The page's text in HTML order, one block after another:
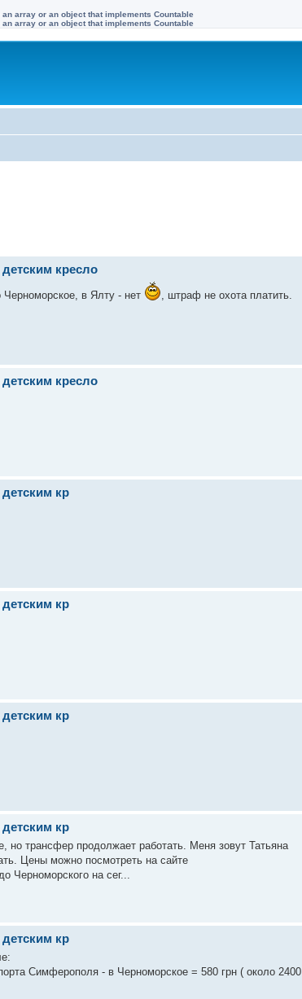
array or an object that implements Countable
array or an object that implements Countable
кресло
в Ялту - нет , штраф не охота платить.
кресло
кр
кр
кр
кр
но трансфер продолжает работать. Меня зовут Татьяна
Цены можно посмотреть на сайте
Черноморского на сег...
кр
Симферополя - в Черноморское = 580 грн ( около 2400